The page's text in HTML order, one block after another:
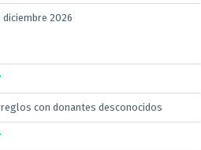
diciembre 2026
con donantes desconocidos